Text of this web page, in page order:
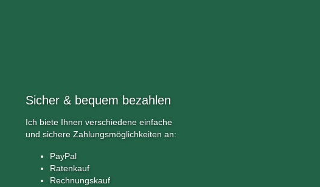
Sicher & bequem bezahlen
Ich biete Ihnen verschiedene einfache
und sichere Zahlungsmöglichkeiten an:
PayPal
Ratenkauf
Rechnungskauf